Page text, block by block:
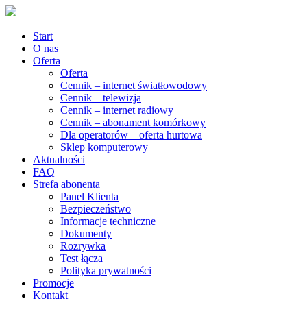
Start
O nas
Oferta
Oferta
Cennik – internet światłowodowy
Cennik – telewizja
Cennik – internet radiowy
Cennik – abonament komórkowy
Dla operatorów – oferta hurtowa
Sklep komputerowy
Aktualności
FAQ
Strefa abonenta
Panel Klienta
Bezpieczeństwo
Informacje techniczne
Dokumenty
Rozrywka
Test łącza
Polityka prywatności
Promocje
Kontakt